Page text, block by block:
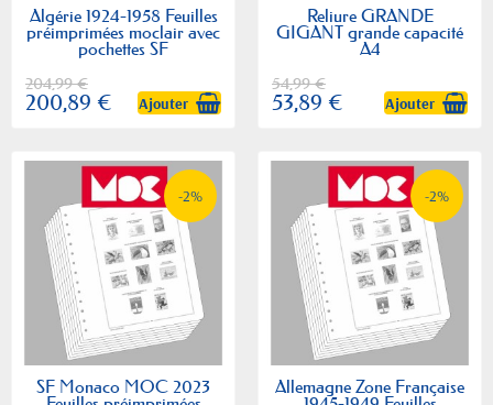
Algérie 1924-1958 Feuilles
préimprimées moclair avec
pochettes SF
204,99 €
200,89 € Ajouter
Reliure GRANDE
GIGANT grande capacité
A4
54,99 €
53,89 € Ajouter
-2%
SF Monaco MOC 2023
-2%
Allemagne Zone Française